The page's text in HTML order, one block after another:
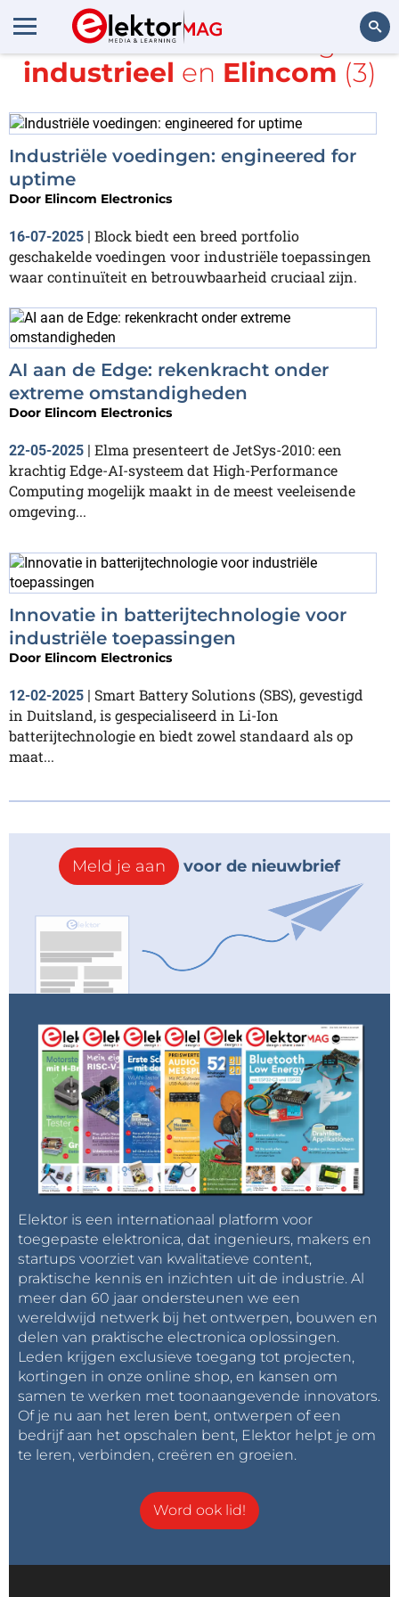
Zoeken
Alle items met de tags
industrieel en Elincom (3)
Industriële voedingen: engineered for
uptime
Door Elincom Electronics
16-07-2025 | Block biedt een breed portfolio
geschakelde voedingen voor industriële toepassingen
waar continuïteit en betrouwbaarheid cruciaal zijn.
AI aan de Edge: rekenkracht onder
extreme omstandigheden
Door Elincom Electronics
22-05-2025 | Elma presenteert de JetSys-2010: een
krachtig Edge-AI-systeem dat High-Performance
Computing mogelijk maakt in de meest veeleisende
omgeving...
Innovatie in batterijtechnologie voor
industriële toepassingen
Door Elincom Electronics
12-02-2025 | Smart Battery Solutions (SBS), gevestigd
in Duitsland, is gespecialiseerd in Li-Ion
batterijtechnologie en biedt zowel standaard als op
maat...
Meld je aan voor de nieuwbrief
Elektor is een internationaal platform voor
toegepaste elektronica, dat ingenieurs, makers en
startups voorziet van kwalitatieve content,
praktische kennis en inzichten uit de industrie. Al
meer dan 60 jaar ondersteunen we een
wereldwijd netwerk bij het ontwerpen, bouwen en
delen van praktische electronica oplossingen.
Leden krijgen exclusieve toegang tot projecten,
kortingen in onze online shop, en kansen om
samen te werken met toonaangevende innovators.
Of je nu aan het leren bent, ontwerpen of een
bedrijf aan het opschalen bent, Elektor helpt je om
te leren, verbinden, creëren en groeien.
Word ook lid!